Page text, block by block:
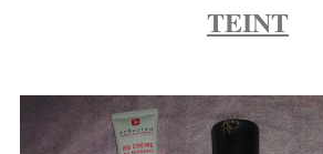
TEINT